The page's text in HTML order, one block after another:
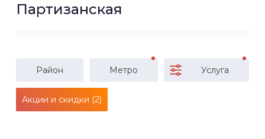
Партизанская
Район Метро Услуга
Акции и скидки (2)